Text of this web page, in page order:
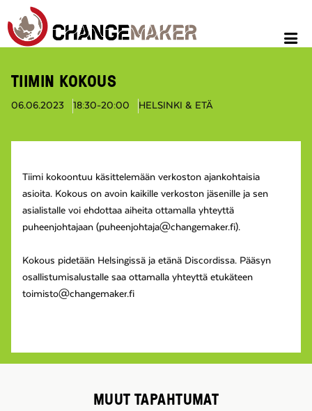
TIIMIN KOKOUS
06.06.2023 18:30-20:00 HELSINKI & ETÄ
Tiimi kokoontuu käsittelemään verkoston ajankohtaisia
asioita. Kokous on avoin kaikille verkoston jäsenille ja sen
asialistalle voi ehdottaa aiheita ottamalla yhteyttä
puheenjohtajaan (puheenjohtaja@changemaker.fi).
Kokous pidetään Helsingissä ja etänä Discordissa. Pääsyn
osallistumisalustalle saa ottamalla yhteyttä etukäteen
toimisto@changemaker.fi
MUUT TAPAHTUMAT